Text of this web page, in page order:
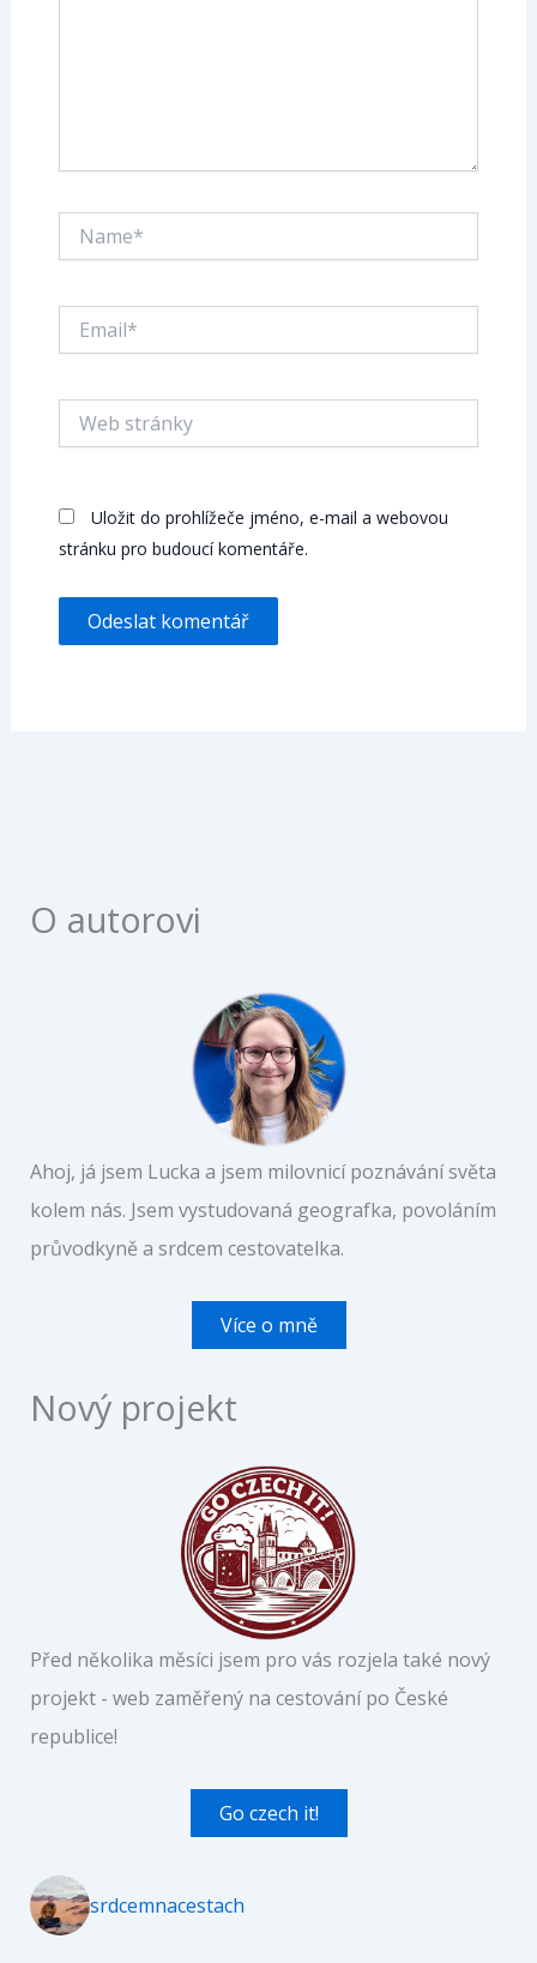
stránky
Uložit do prohlížeče jméno, e-mail a webovou
stránku pro budoucí komentáře.
O autorovi
Ahoj, já jsem Lucka a jsem milovnicí poznávání světa
kolem nás. Jsem vystudovaná geografka, povoláním
průvodkyně a srdcem cestovatelka.
Více o mně
Nový projekt
Před několika měsíci jsem pro vás rozjela také nový
projekt - web zaměřený na cestování po České
republice!
Go czech it!
srdcemnacestach